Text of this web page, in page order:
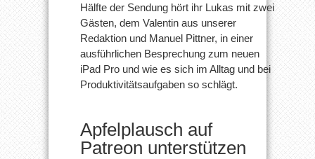
Hälfte der Sendung hört ihr Lukas mit zwei
Gästen, dem Valentin aus unserer
Redaktion und Manuel Pittner, in einer
ausführlichen Besprechung zum neuen
iPad Pro und wie es sich im Alltag und bei
Produktivitätsaufgaben so schlägt.
Apfelplausch auf
Patreon unterstützen